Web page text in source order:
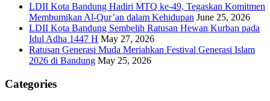
LDII Kota Bandung Hadiri MTQ ke-49, Tegaskan Komitmen
Membumikan Al-Qur’an dalam Kehidupan June 25, 2026
LDII Kota Bandung Sembelih Ratusan Hewan Kurban pada
Idul Adha 1447 H May 27, 2026
Ratusan Generasi Muda Meriahkan Festival Generasi Islam
2026 di Bandung May 25, 2026
Categories